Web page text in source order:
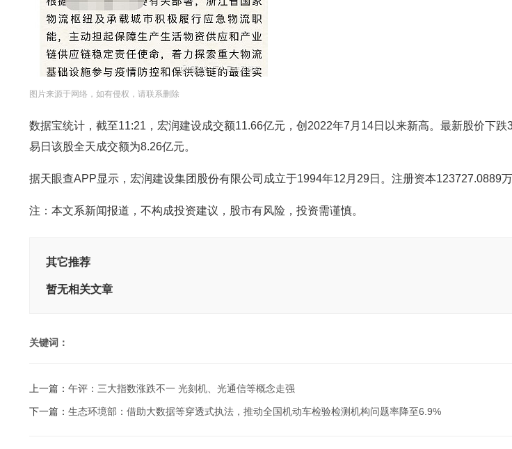
图片来源于网络，如有侵权，请联系删除
数据宝统计，截至11:21，宏润建设成交额11.66亿元，创2022年7月14日以来新高。最新股价下跌
易日该股全天成交额为8.26亿元。
据天眼查APP显示，宏润建设集团股份有限公司成立于1994年12月29日。注册资本123727.0889万
注：本文系新闻报道，不构成投资建议，股市有风险，投资需谨慎。
其它推荐
暂无相关文章
关键词：
上一篇： 午评：三大指数涨跌不一 光刻机、光通信等概念走强
下一篇： 生态环境部：借助大数据等穿透式执法，推动全国机动车检验检测机构问题率降至6.9%